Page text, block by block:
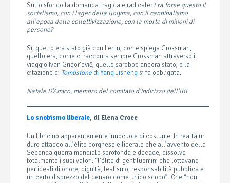
Sullo sfondo la domanda tragica e radicale: Era forse questo il
socialismo, con i lager della Kolyma, con il cannibalismo
all’epoca della collettivizzazione, con la morte di milioni di
persone?
Sì, quello era stato già con Lenin, come spiega Grossman,
quello era, come ci racconta sempre Grossman attraverso il
viaggio Ivan Grigor’evič, quello sarebbe ancora stato, e la
citazione di Tombstone di Yang Jisheng si fa obbligata.
Natale D’Amico, membro del comitato d’indirizzo dell’IBL
Lo snobismo liberale, di Elena Croce
Un libricino apparentemente innocuo e di costume. In realtà un
duro attacco all’élite borghese e liberale che all’avvento della
Seconda guerra mondiale sprofonda e decade, dissolve
totalmente i suoi valori: “l’élite di gentiluomini che lottavano
per ideali di onore, dignità, lealismo, responsabilità pubblica e
un certo disprezzo del denaro come unico scopo”. Che “non